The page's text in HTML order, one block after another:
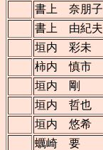
書上 奈朋子
書上 由紀夫
垣内 彩未
柿内 慎市
垣内 剛
垣内 哲也
垣内 悠希
蠣崎 要